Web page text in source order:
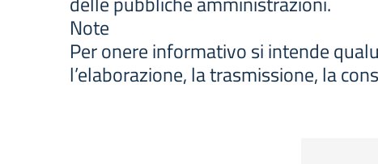
Note
Per onere informativo si intende
l’elaborazione, la trasmissione, la